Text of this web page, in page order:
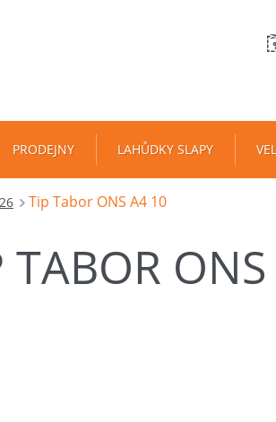
PRODEJNY LAHŮDKY SLAPY
Tip Tabor ONS A4 10
TABOR